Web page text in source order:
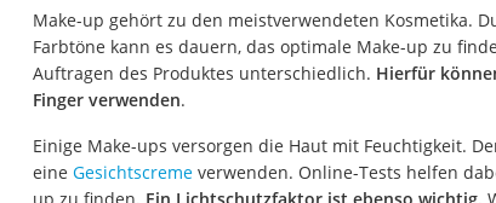
Masturbator
Eiweißpulver
Make-up gehört zu den meistverwendeten Kosmetika.
Farbtöne kann es dauern, das optimale Make-up zu
Auftragen des Produktes unterschiedlich. Hierfür
Finger verwenden.
Einige Make-ups versorgen die Haut mit Feuchtigkeit.
eine Gesichtscremeverwenden. Online-Tests helfen